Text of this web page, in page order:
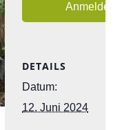
Anmelden
DETAILS
Datum:
12. Juni 2024